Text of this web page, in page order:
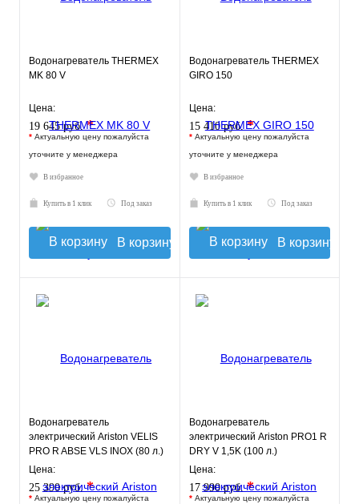
Водонагреватель THERMEX
MK 80 V
Цена:
19 645 руб.*
* Актуальную цену пожалуйста
уточните у менеджера
В избранное
Купить в 1 клик Под заказ
В корзину
Водонагреватель THERMEX
GIRO 150
Цена:
15 410 руб.*
* Актуальную цену пожалуйста
уточните у менеджера
В избранное
Купить в 1 клик Под заказ
В корзину
Водонагреватель
электрический Ariston VELIS
PRO R ABSE VLS INOX (80 л.)
настенный, нерж. сталь, ТЭН
Цена:
25 390 руб.*
* Актуальную цену пожалуйста
Водонагреватель
электрический Ariston PRO1 R
DRY V 1,5K (100 л.)
настенный, ТЭН 1,5 кВт.
Цена:
17 990 руб.*
* Актуальную цену пожалуйста